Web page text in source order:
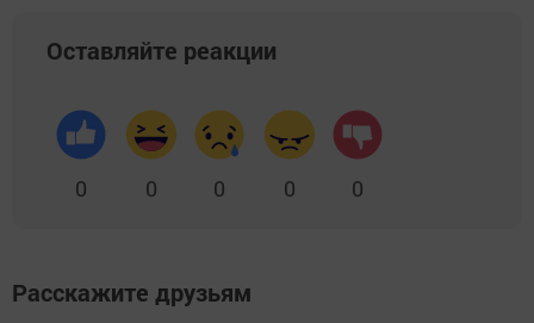
Оставляйте реакции
0 0 0 0 0
Расскажите друзьям